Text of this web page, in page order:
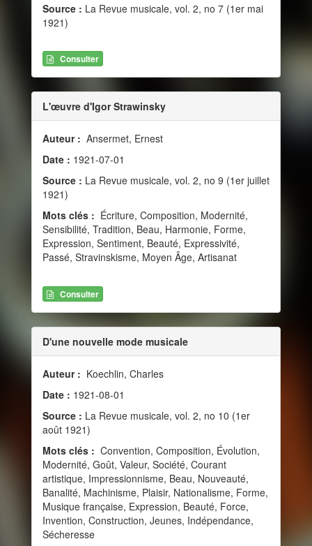
Source : La Revue musicale, vol. 2, no 7 (1er mai
1921)
Consulter
L'œuvre d'Igor Strawinsky
Auteur : Ansermet, Ernest
Date : 1921-07-01
Source : La Revue musicale, vol. 2, no 9 (1er juillet
1921)
Mots clés : Écriture, Composition, Modernité,
Sensibilité, Tradition, Beau, Harmonie, Forme,
Expression, Sentiment, Beauté, Expressivité,
Passé, Stravinskisme, Moyen Âge, Artisanat
Consulter
D'une nouvelle mode musicale
Auteur : Koechlin, Charles
Date : 1921-08-01
Source : La Revue musicale, vol. 2, no 10 (1er
août 1921)
Mots clés : Convention, Composition, Évolution,
Modernité, Goût, Valeur, Société, Courant
artistique, Impressionnisme, Beau, Nouveauté,
Banalité, Machinisme, Plaisir, Nationalisme, Forme,
Musique française, Expression, Beauté, Force,
Invention, Construction, Jeunes, Indépendance,
Sécheresse